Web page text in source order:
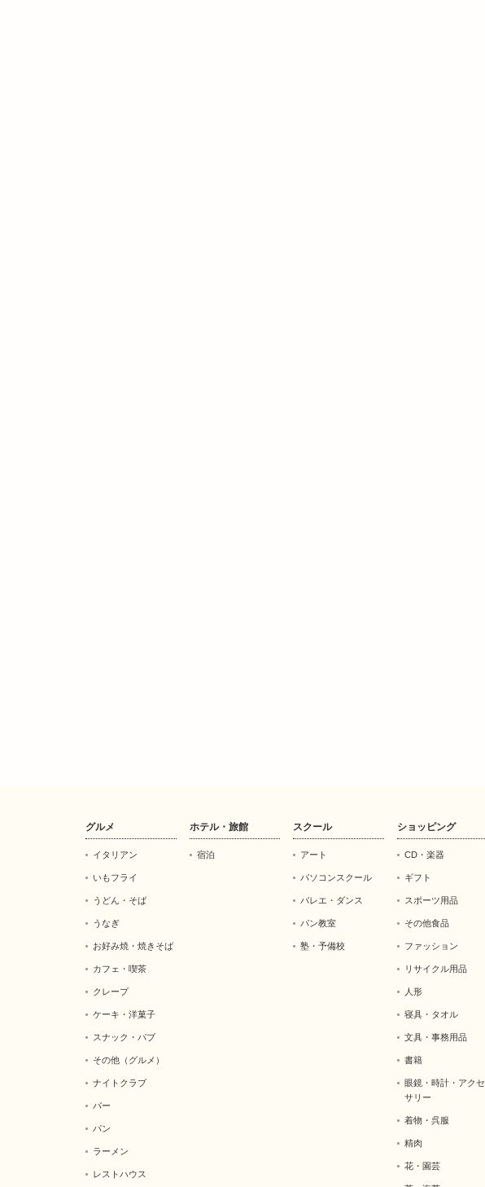
グルメ
イタリアン
いもフライ
うどん・そば
うなぎ
お好み焼・焼きそば
カフェ・喫茶
クレープ
ケーキ・洋菓子
スナック・パブ
その他（グルメ）
ナイトクラブ
バー
パン
ラーメン
レストハウス
ホテル・旅館
宿泊
スクール
アート
パソコンスクール
バレエ・ダンス
パン教室
塾・予備校
ショッピング
CD・楽器
ギフト
スポーツ用品
その他食品
ファッション
リサイクル用品
人形
寝具・タオル
文具・事務用品
書籍
眼鏡・時計・アクセ
サリー
着物・呉服
精肉
花・園芸